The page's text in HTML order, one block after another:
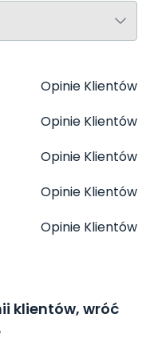
Opinie Klientów
Opinie Klientów
Opinie Klientów
Opinie Klientów
Opinie Klientów
klientów, wróć